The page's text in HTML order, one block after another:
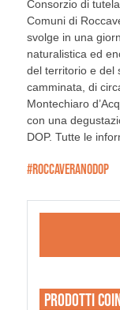
Consorzio di
Comuni di
svolge in una
naturalistica ed
del territorio e del
camminata, di
Montechiaro
con una
DOP. Tutte le
#ROCCAVERANODOP
PRODOTTI